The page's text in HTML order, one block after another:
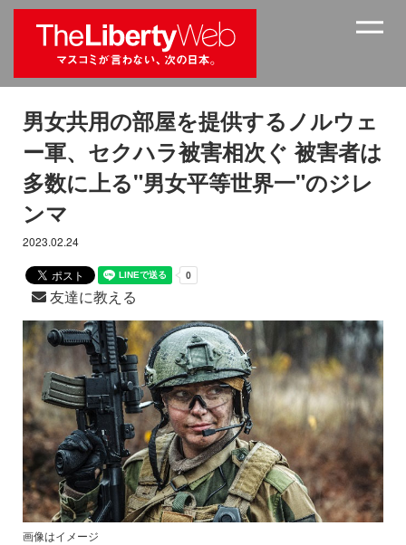
男女共用の部屋を提供するノルウェ
ー軍、セクハラ被害相次ぐ 被害者は
多数に上る"男女平等世界一"のジレ
ンマ
2023.02.24
友達に教える
画像はイメージ